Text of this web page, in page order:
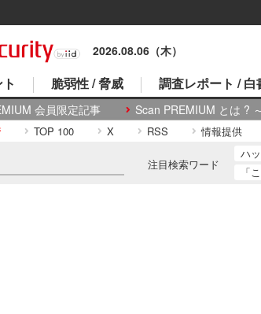
2026.08.06（木）
会員限定記事 Scan PREMIUM とは ?
脆弱性 / 脅威 調査レポート / 白
TOP 100 X RSS 情報提供
注目検索ワード
ハ
「